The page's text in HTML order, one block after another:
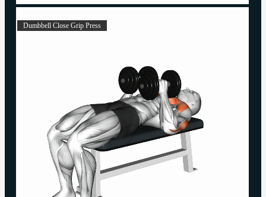
Dumbbell Close Grip Press